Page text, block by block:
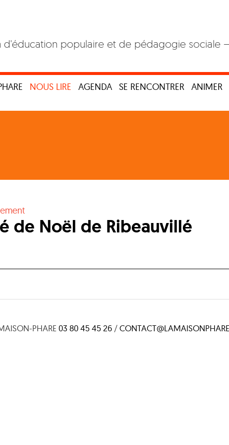
d'éducation populaire et de pédagogie sociale
NOUS LIRE AGENDA SE RENCONTRER ANIMER
de Noël de Ribeauvillé
PHARE03 80 45 45 26 /